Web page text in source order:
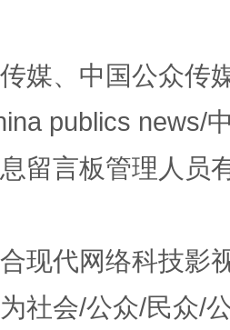
媒、中国公众传
publics news/
留言板管理人员
现代网络科技影
社会/公众/民众/